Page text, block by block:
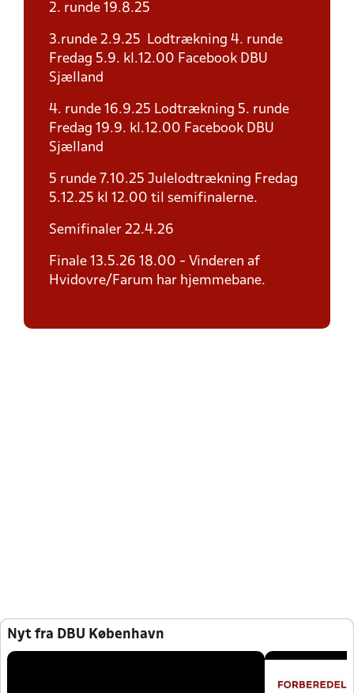
2. runde 19.8.25
3.runde 2.9.25 Lodtrækning 4. runde
Fredag 5.9. kl.12.00 Facebook DBU
Sjælland
4. runde 16.9.25 Lodtrækning 5. runde
Fredag 19.9. kl.12.00 Facebook DBU
Sjælland
5 runde 7.10.25 Julelodtrækning Fredag
5.12.25 kl 12.00 til semifinalerne.
Semifinaler 22.4.26
Finale 13.5.26 18.00 - Vinderen af
Hvidovre/Farum har hjemmebane.
Nyt fra DBU København